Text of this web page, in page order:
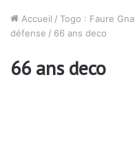
Accueil / Togo : Faure
défense / 66 ans deco
66 ans deco